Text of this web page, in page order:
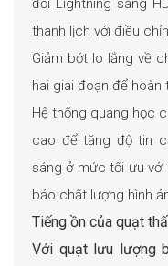
thanh lịch với điều
Giảm bớt lo lắng về
hai giai đoạn để hoàn
Hệ thống quang học
cao để tăng độ tin
sáng ở mức tối ưu
bảo chất lượng hình
Tiếng ồn của quạt
Với quạt lưu lượng